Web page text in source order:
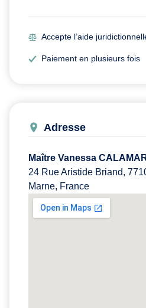
Accepte l’aide
Paiement en plusieurs fois
Adresse
Maître Vanessa
24 Rue Aristide Briand,
Marne, France